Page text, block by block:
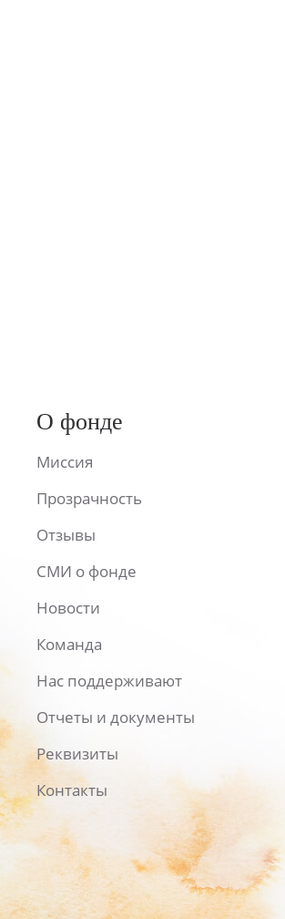
О фонде
Миссия
Прозрачность
Отзывы
СМИ о фонде
Новости
Команда
Нас поддерживают
Отчеты и документы
Реквизиты
Контакты